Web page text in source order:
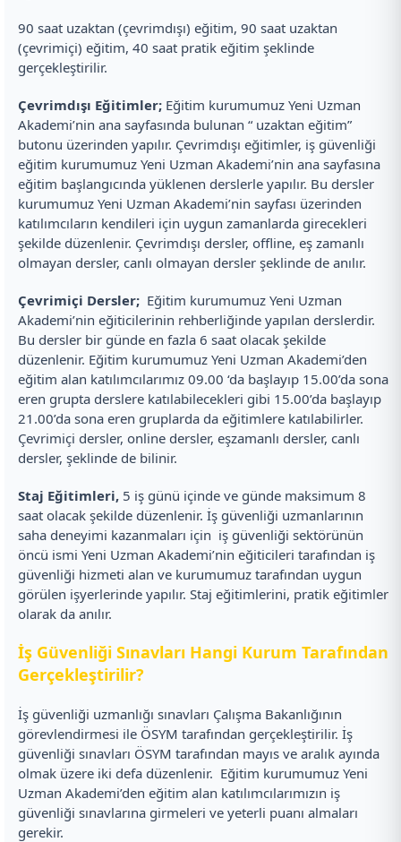
90 saat uzaktan (çevrimdışı) eğitim, 90 saat uzaktan
(çevrimiçi) eğitim, 40 saat pratik eğitim şeklinde
gerçekleştirilir.
Çevrimdışı Eğitimler; Eğitim kurumumuz Yeni Uzman
Akademi’nin ana sayfasında bulunan “ uzaktan eğitim”
butonu üzerinden yapılır. Çevrimdışı eğitimler, iş güvenliği
eğitim kurumumuz Yeni Uzman Akademi’nin ana sayfasına
eğitim başlangıcında yüklenen derslerle yapılır. Bu dersler
kurumumuz Yeni Uzman Akademi’nin sayfası üzerinden
katılımcıların kendileri için uygun zamanlarda girecekleri
şekilde düzenlenir. Çevrimdışı dersler, offline, eş zamanlı
olmayan dersler, canlı olmayan dersler şeklinde de anılır.
Çevrimiçi Dersler; Eğitim kurumumuz Yeni Uzman
Akademi’nin eğiticilerinin rehberliğinde yapılan derslerdir.
Bu dersler bir günde en fazla 6 saat olacak şekilde
düzenlenir. Eğitim kurumumuz Yeni Uzman Akademi’den
eğitim alan katılımcılarımız 09.00 ‘da başlayıp 15.00’da sona
eren grupta derslere katılabilecekleri gibi 15.00’da başlayıp
21.00’da sona eren gruplarda da eğitimlere katılabilirler.
Çevrimiçi dersler, online dersler, eşzamanlı dersler, canlı
dersler, şeklinde de bilinir.
Staj Eğitimleri, 5 iş günü içinde ve günde maksimum 8
saat olacak şekilde düzenlenir. İş güvenliği uzmanlarının
saha deneyimi kazanmaları için iş güvenliği sektörünün
öncü ismi Yeni Uzman Akademi’nin eğiticileri tarafından iş
güvenliği hizmeti alan ve kurumumuz tarafından uygun
görülen işyerlerinde yapılır. Staj eğitimlerini, pratik eğitimler
olarak da anılır.
İş Güvenliği Sınavları Hangi Kurum Tarafından
Gerçekleştirilir?
İş güvenliği uzmanlığı sınavları Çalışma Bakanlığının
görevlendirmesi ile ÖSYM tarafından gerçekleştirilir. İş
güvenliği sınavları ÖSYM tarafından mayıs ve aralık ayında
olmak üzere iki defa düzenlenir. Eğitim kurumumuz Yeni
Uzman Akademi’den eğitim alan katılımcılarımızın iş
güvenliği sınavlarına girmeleri ve yeterli puanı almaları
gerekir.